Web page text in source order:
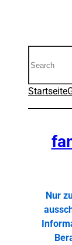
Startseite
Nur